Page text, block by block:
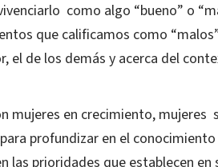
como algo “bueno” o
que calificamos como
el de los demás y acerca del
mujeres en crecimiento,
profundizar en el
las prioridades que establecen